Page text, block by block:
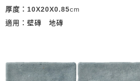
厚度：10X20X0.85cm
適用：壁磚
地磚